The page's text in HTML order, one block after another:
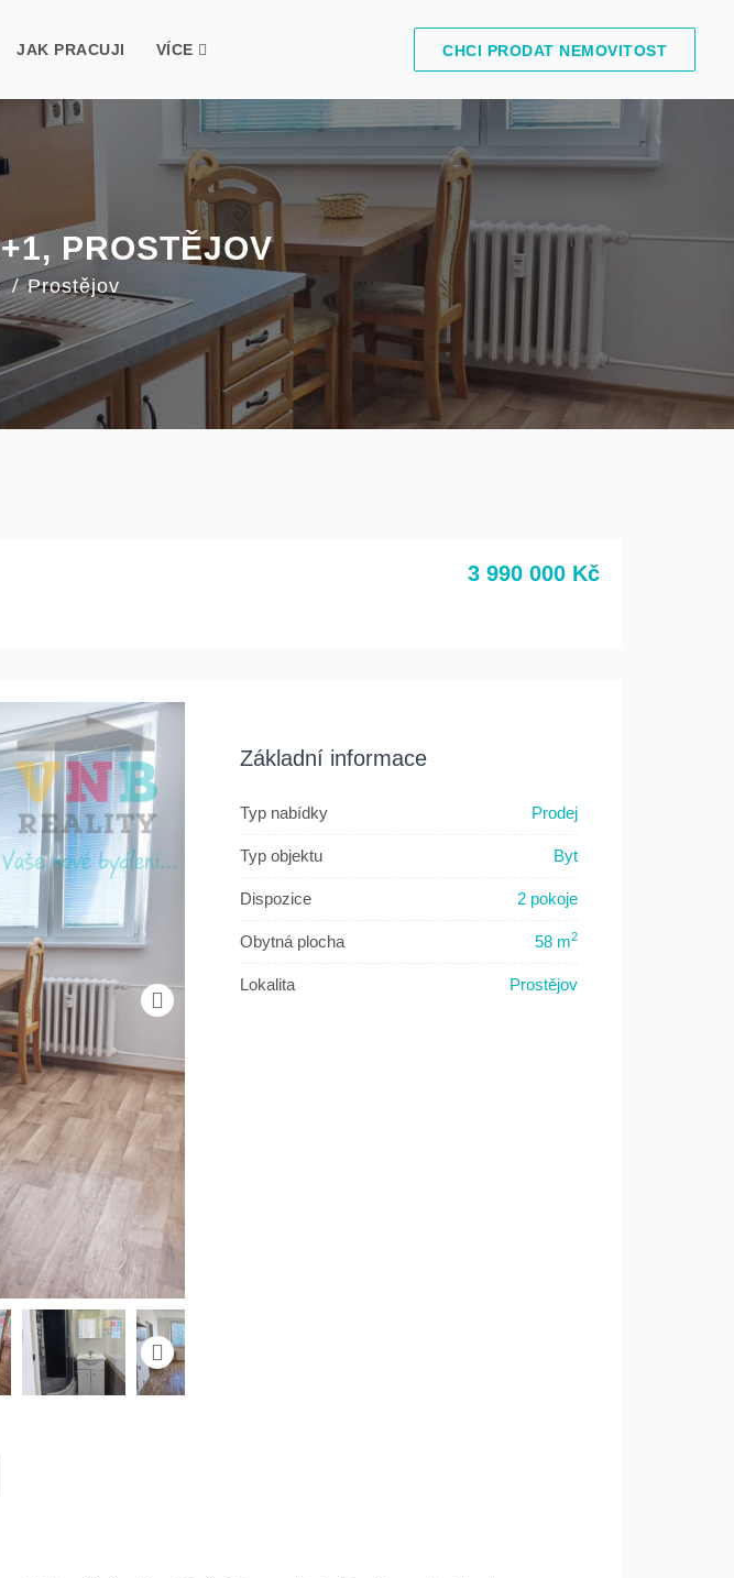
JAK PRACUJI VÍCE CHCI PRODAT NEMOVITOST
PROSTĚJOV
Prostějov
3 990 000 Kč
Základní informace
Typ nabídky Prodej
Typ objektu Byt
Dispozice 2 pokoje
Obytná plocha 58 m2
Lokalita Prostějov